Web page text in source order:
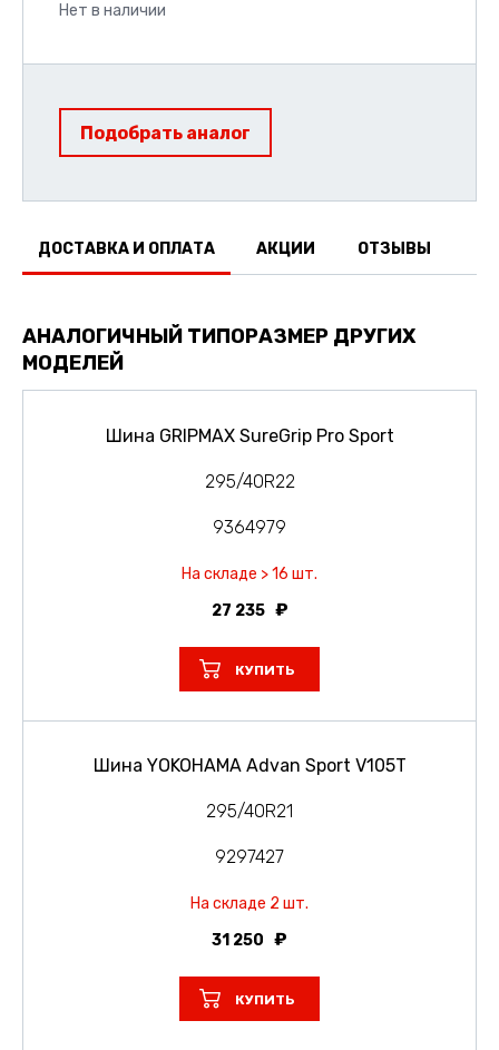
Нет в наличии
Подобрать аналог
ДОСТАВКА И ОПЛАТА АКЦИИ ОТЗЫВЫ
АНАЛОГИЧНЫЙ ТИПОРАЗМЕР ДРУГИХ
МОДЕЛЕЙ
Шина GRIPMAX SureGrip Pro Sport
295/40R22
9364979
На складе > 16 шт.
27 235
КУПИТЬ
Шина YOKOHAMA Advan Sport V105T
295/40R21
9297427
На складе 2 шт.
31 250
КУПИТЬ